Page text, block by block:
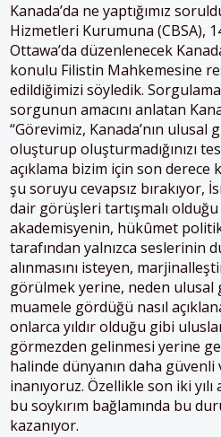
Kanada’da ne yaptığımız
Hizmetleri Kurumuna (CBSA),
Ottawa’da düzenlenecek
konulu Filistin Mahkemesine
edildiğimizi söyledik.
sorgunun amacını anlatan
“Görevimiz, Kanada’nın ulusal
oluşturup oluşturmadığınızı
açıklama bizim için son derece
şu soruyu cevapsız bırakıyor,
dair görüşleri tartışmalı olduğu
akademisyenin, hükûmet
tarafından yalnızca seslerinin
alınmasını isteyen,
görülmek yerine, neden
muamele gördüğü nasıl
onlarca yıldır olduğu gibi
görmezden gelinmesi yerine
halinde dünyanın daha güvenli
inanıyoruz. Özellikle son iki
bu soykırım bağlamında bu
kazanıyor.